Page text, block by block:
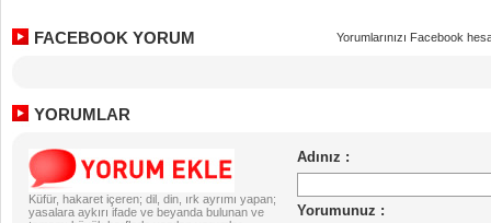
FACEBOOK YORUM Yorumlarınızı Facebook
YORUMLAR
Küfür, hakaret içeren; dil, din, ırk ayrımı yapan;
yasalara aykırı ifade ve beyanda bulunan ve